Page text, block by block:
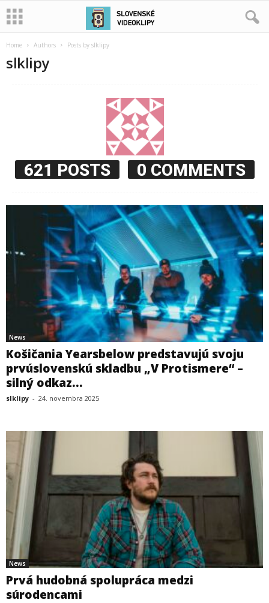
Home Authors Posts by slklipy
slklipy
621 POSTS 0 COMMENTS
News
Košičania Yearsbelow predstavujú svoju
prvúslovenskú skladbu „V Protismere“ –
silný odkaz...
slklipy - 24. novembra 2025
News
Prvá hudobná spolupráca medzi
súrodencami